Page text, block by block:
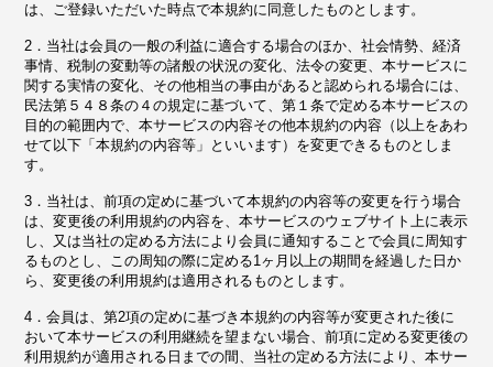
は、ご登録いただいた時点で本規約に同意したものとします。
2．当社は会員の一般の利益に適合する場合のほか、社会情勢、経済
事情、税制の変動等の諸般の状況の変化、法令の変更、本サービスに
関する実情の変化、その他相当の事由があると認められる場合には、
民法第５４８条の４の規定に基づいて、第１条で定める本サービスの
目的の範囲内で、本サービスの内容その他本規約の内容（以上をあわ
せて以下「本規約の内容等」といいます）を変更できるものとしま
す。
3．当社は、前項の定めに基づいて本規約の内容等の変更を行う場合
は、変更後の利用規約の内容を、本サービスのウェブサイト上に表示
し、又は当社の定める方法により会員に通知することで会員に周知す
るものとし、この周知の際に定める1ヶ月以上の期間を経過した日か
ら、変更後の利用規約は適用されるものとします。
4．会員は、第2項の定めに基づき本規約の内容等が変更された後に
おいて本サービスの利用継続を望まない場合、前項に定める変更後の
利用規約が適用される日までの間、当社の定める方法により、本サー